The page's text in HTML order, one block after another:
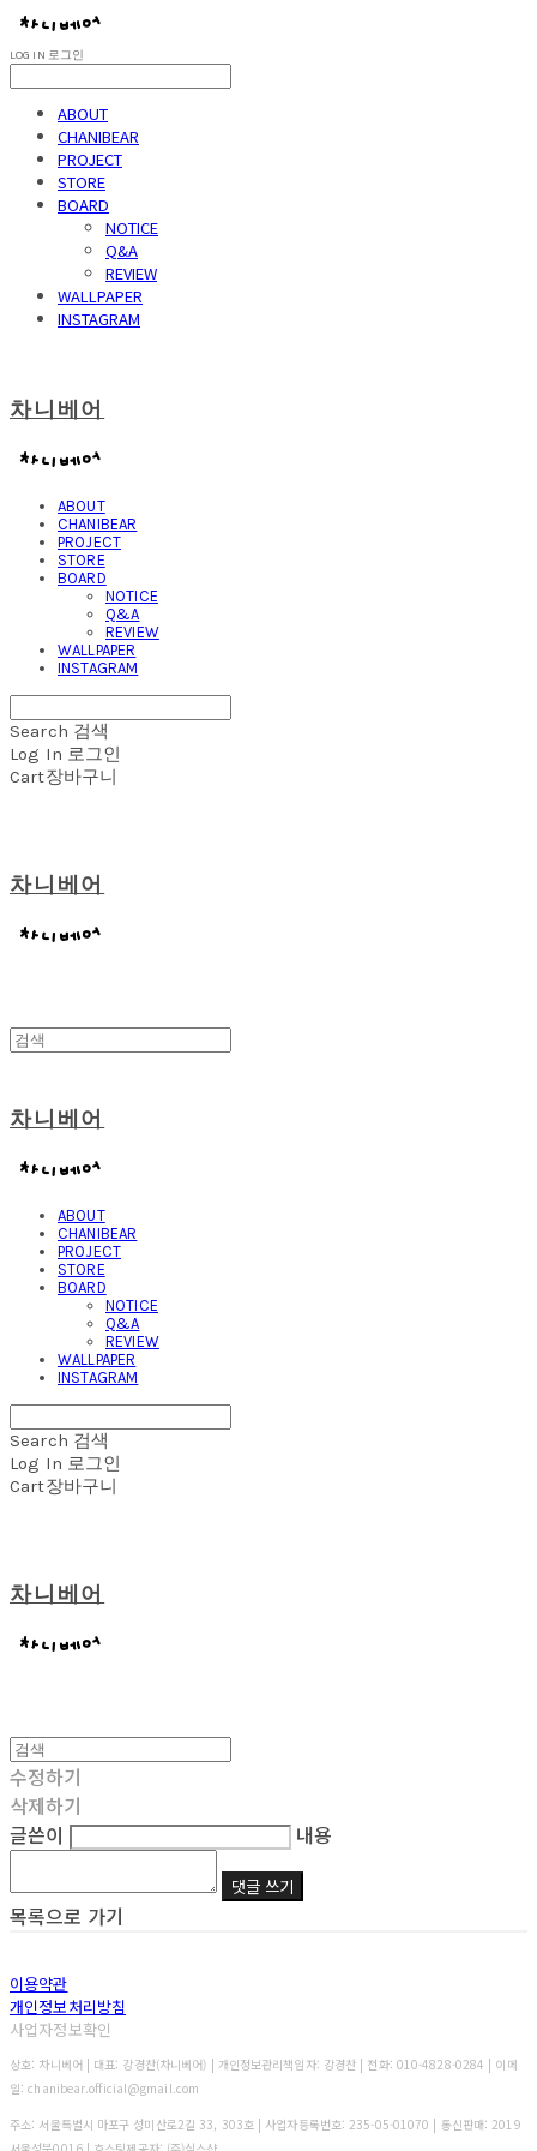
LOG IN 로그인
ABOUT
CHANIBEAR
PROJECT
STORE
BOARD
NOTICE
Q&A
REVIEW
WALLPAPER
INSTAGRAM
차니베어
ABOUT
CHANIBEAR
PROJECT
STORE
BOARD
NOTICE
Q&A
REVIEW
WALLPAPER
INSTAGRAM
Search 검색
Log In 로그인
Cart장바구니
차니베어
차니베어
ABOUT
CHANIBEAR
PROJECT
STORE
BOARD
NOTICE
Q&A
REVIEW
WALLPAPER
INSTAGRAM
Search 검색
Log In 로그인
Cart장바구니
차니베어
수정하기
삭제하기
글쓴이
내용
댓글 쓰기
목록으로 가기
이용약관
개인정보처리방침
사업자정보확인
상호: 차니베어 | 대표: 강경찬(차니베어) | 개인정보관리책임자: 강경찬 | 전화: 010-4828-0284 | 이메
일: chanibear.official@gmail.com
주소: 서울특별시 마포구 성미산로2길 33, 303호 | 사업자등록번호:235-05-01070 | 통신판매:2019